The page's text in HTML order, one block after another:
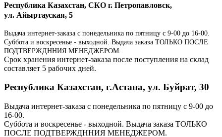
Республика Казахстан, СКО г. Петропавловск,
ул. Айыртауская, 5
Выдача интернет-заказа с понедельника по пятницу с 9-00 до 16-00.
Суббота и воскресенье - выходной. Выдача заказа ТОЛЬКО ПОСЛЕ
ПОДТВЕРЖДННИЯ МЕНЕДЖЕРОМ.
Срок хранения интернет-заказа после поступления на склад
составляет 5 рабочих дней.
Республика Казахстан, г.Астана, ул. Буйрат, 30
Выдача интернет-заказа с понедельника по пятницу с 9-00 до
16-00.
Суббота и воскресенье - выходной. Выдача заказа ТОЛЬКО
ПОСЛЕ ПОДТВЕРЖДННИЯ МЕНЕДЖЕРОМ.